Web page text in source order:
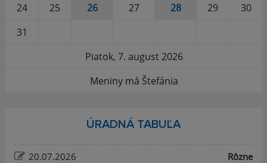
24
25 26 27 28 29
30
31
Piatok, 7. august 2026
Meniny má Štefánia
ÚRADNÁ TABUĽA
20.07.2026 Rôzne